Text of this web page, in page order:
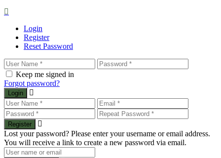
Login
Register
Reset Password
Keep me signed in
Forgot password?
Login
Register
Lost your password? Please enter your username or email address.
You will receive a link to create a new password via email.